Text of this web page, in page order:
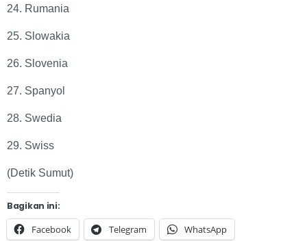
24. Rumania
25. Slowakia
26. Slovenia
27. Spanyol
28. Swedia
29. Swiss
(Detik Sumut)
Bagikan ini:
Facebook Telegram WhatsApp